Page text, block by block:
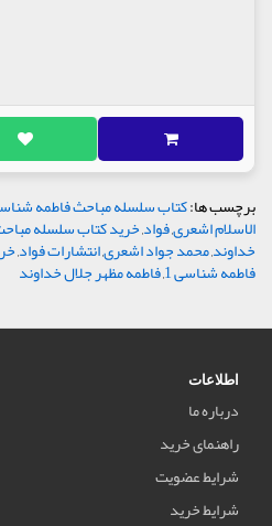
برچسب ها:کتاب سلسله مباحث فاطمه
الاسلام اشعری,فواد,خرید کتاب سلسله
خداوند,محمد جواد اشعری,انتشارات فواد,
فاطمه شناسی 1 ,فاطمه مظهر جلال خداوند
اطلاعات
درباره ما
راهنمای خرید
شرایط عضویت
شرایط خرید